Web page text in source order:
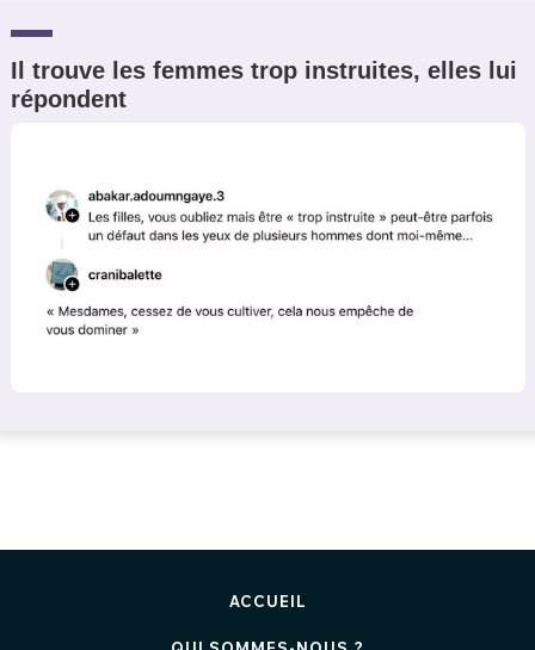
Il trouve les femmes trop instruites, elles lui
répondent
ACCUEIL